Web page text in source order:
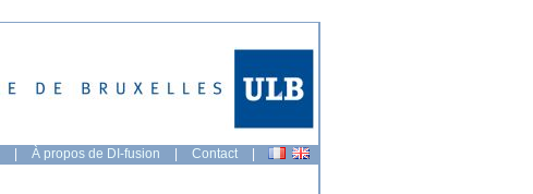
| À propos de DI-fusion | Contact |